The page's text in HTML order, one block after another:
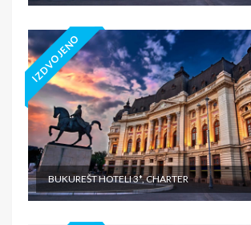
IZDVOJENO
BUKUREŠT HOTELI 3*, CHARTER